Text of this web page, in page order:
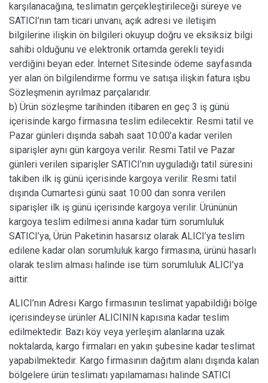
karşılanacağına, teslimatın gerçekleştirileceği süreye ve
SATICI’nın tam ticari unvanı, açık adresi ve iletişim
bilgilerine ilişkin ön bilgileri okuyup doğru ve eksiksiz bilgi
sahibi olduğunu ve elektronik ortamda gerekli teyidi
verdiğini beyan eder. İnternet Sitesinde ödeme sayfasında
yer alan ön bilgilendirme formu ve satışa ilişkin fatura işbu
Sözleşmenin ayrılmaz parçalarıdır.
b) Ürün sözleşme tarihinden itibaren en geç 3 iş günü
içerisinde kargo firmasına teslim edilecektir. Resmi tatil ve
Pazar günleri dışında sabah saat 10:00’a kadar verilen
siparişler aynı gün kargoya verilir. Resmi Tatil ve Pazar
günleri verilen siparişler SATICI’nın uyguladığı tatil süresini
takiben ilk iş günü içerisinde kargoya verilir. Resmi tatil
dışında Cumartesi günü saat 10:00 dan sonra verilen
siparişler ilk iş günü içerisinde kargoya verilir. Ürününün
kargoya teslim edilmesi anına kadar tüm sorumluluk
SATICI’ya, Ürün Paketinin hasarsız olarak ALICI’ya teslim
edilene kadar olan sorumluluk kargo firmasına, ürünü hasarlı
olarak teslim alması halinde ise tüm sorumluluk ALICI’ya
aittir.
ALICI’nın Adresi Kargo firmasının teslimat yapabildiği bölge
içerisindeyse ürünler ALICININ kapısına kadar teslim
edilmektedir. Bazı köy veya yerleşim alanlarına uzak
noktalarda, kargo firmaları en yakın şubesine kadar teslimat
yapabilmektedir. Kargo firmasının dağıtım alanı dışında kalan
bölgelere ürün teslimatı yapılamaması halinde SATICI